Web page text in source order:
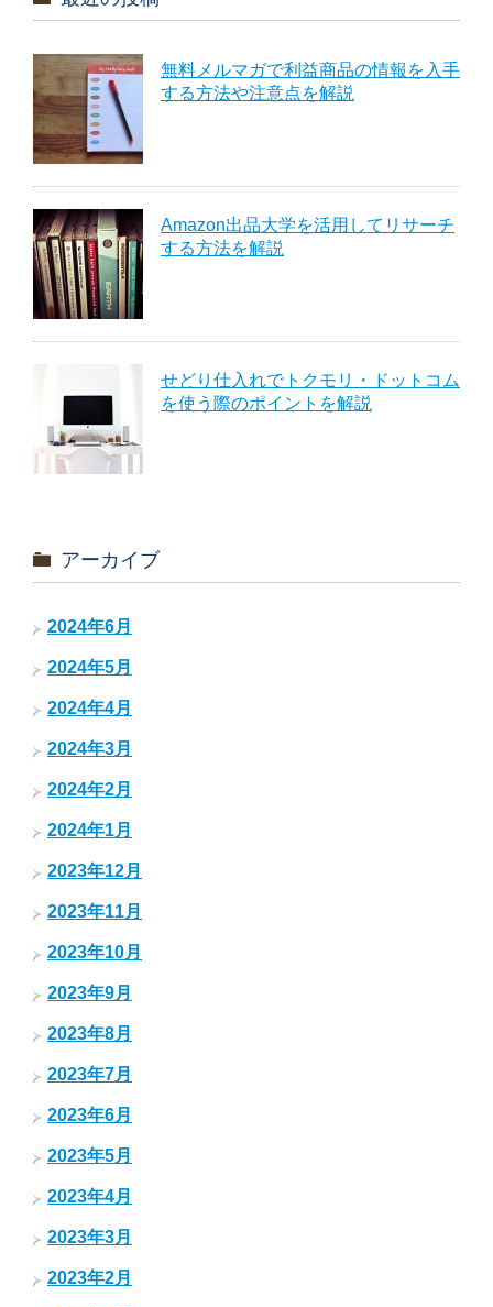
無料メルマガで利益商品の情報を入手
する方法や注意点を解説
Amazon出品大学を活用してリサーチ
する方法を解説
せどり仕入れでトクモリ・ドットコム
を使う際のポイントを解説
アーカイブ
2024年6月
2024年5月
2024年4月
2024年3月
2024年2月
2024年1月
2023年12月
2023年11月
2023年10月
2023年9月
2023年8月
2023年7月
2023年6月
2023年5月
2023年4月
2023年3月
2023年2月